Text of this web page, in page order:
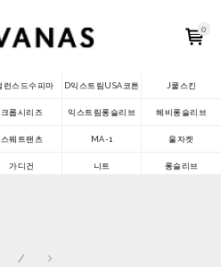
0
런스드수피마 D익스트림USA코튼 J쿨스킨
크롭시리즈 익스트림롱슬리브 헤비롱슬리브
스웨트팬츠 MA-1 울자켓
가디건 니트 롱슬리브
/